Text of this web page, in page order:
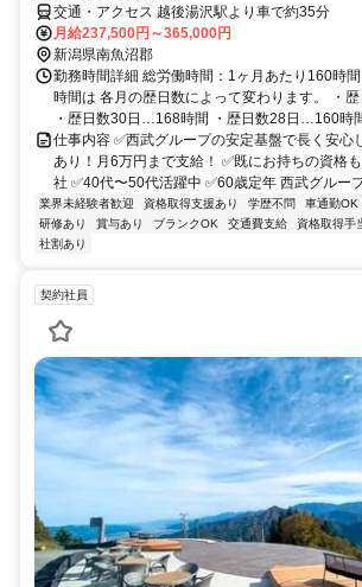
交通・アクセス 越後湯沢駅より車で約35分
月給237,500円～365,000円
新潟県南魚沼郡
勤務時間詳細 総労働時間：1ヶ月あたり160時
時間は 各月の歴日数によって変わります。 ・
・歴日数30日…168時間 ・歴日数28日…160時間
仕事内容 ✅西武グループの安定基盤で長く安心
あり！月6万円まで支給！ ✅既にお持ちの資格
社 ✅40代〜50代活躍中 ✅60歳定年 西武グルー
業界未経験者歓迎 資格取得支援あり 学歴不問 車通勤OK
研修あり
賞与あり ブランクOK 交通費支給 資格取得手
社割あり
契約社員